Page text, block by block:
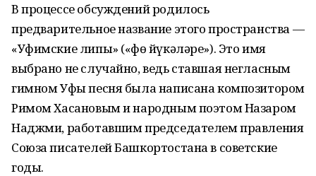
В процессе обсуждений родилось
предварительное название этого пространства —
«Уфимские липы» («Өфө йүкәләре»). Это имя
выбрано не случайно, ведь ставшая негласным
гимном Уфы песня была написана композитором
Римом Хасановым и народным поэтом Назаром
Наджми, работавшим председателем правления
Союза писателей Башкортостана в советские
годы.